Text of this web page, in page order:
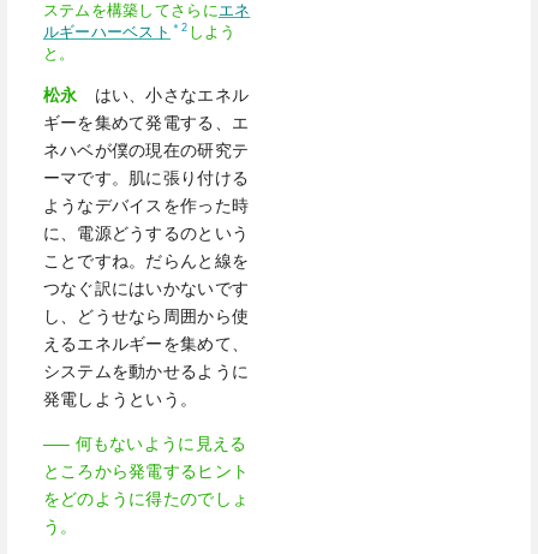
ステムを構築してさらにエネ
ルギーハーベスト ＊2 しよう
と。
松永 はい、小さなエネル
ギーを集めて発電する、エ
ネハベが僕の現在の研究テ
ーマです。肌に張り付ける
ようなデバイスを作った時
に、電源どうするのという
ことですね。だらんと線を
つなぐ訳にはいかないです
し、どうせなら周囲から使
えるエネルギーを集めて、
システムを動かせるように
発電しようという。
—– 何もないように見える
ところから発電するヒント
をどのように得たのでしょ
う。